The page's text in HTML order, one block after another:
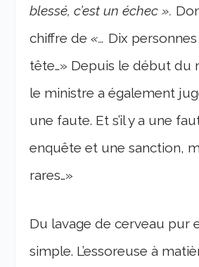
blessé, c’est un échec ».
chiffre de«… Dix
tête…» Depuis le début du
le ministre a également
une faute. Et s’il y a une
enquête et une sanction,
rares…»
Du lavage de cerveau pur
simple. L’essoreuse à